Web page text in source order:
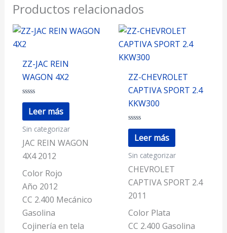
Productos relacionados
ZZ-JAC REIN
WAGON 4X2
Valorado
con
de
5
Leer más
Sin categorizar
JAC REIN WAGON
4X4 2012
Color Rojo
Año 2012
CC 2.400 Mecánico
Gasolina
Cojinería en tela
ZZ-CHEVROLET
CAPTIVA SPORT 2.4
KKW300
Valorado
con
de
5
Leer más
Sin categorizar
CHEVROLET
CAPTIVA SPORT 2.4
2011
Color Plata
CC 2.400 Gasolina